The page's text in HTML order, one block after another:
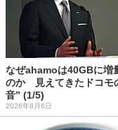
なぜahamoは40GBに増
のか 見えてきたドコモ
音” (1/5)
2026年8月6日